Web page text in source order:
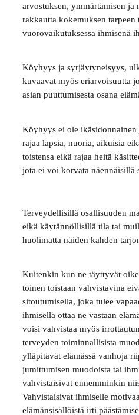
arvostuksen, ymmärtämisen ja
rakkautta kokemuksen tarpeen
vuorovaikutuksessa ihmisenä
Köyhyys ja syrjäytyneisyys,
kuvaavat myös eriarvoisuutta
asian puuttumisesta osana
Köyhyys ei ole
rajaa lapsia, nuoria, aikuisia
toistensa eikä rajaa heitä
jota ei voi korvata näennäisillä
Terveydellisillä osallisuuden
eikä käytännöllisillä tila tai
huolimatta näiden kahden
Kuitenkin kun ne täyttyvät
toinen toistaan vahvistavina
sitoutumisella, joka tulee
ihmisellä ottaa ne vastaan
voisi vahvistaa myös
terveyden toiminnallisista
ylläpitävät elämässä vanhoja
jumittumisen muodoista tai
vahvistaisivat ennemminkin
Vahvistaisivat ihmiselle
elämänsisällöistä irti